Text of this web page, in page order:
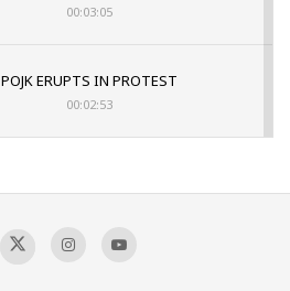
00:03:05
POJK ERUPTS IN PROTEST
00:02:53
Sagar